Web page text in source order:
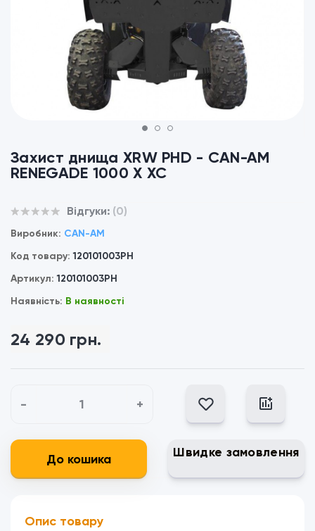
Захист днища XRW PHD - CAN-AM
RENEGADE 1000 X XC
Відгуки: (0)
Виробник: CAN-AM
Код товару:120101003PH
Артикул:120101003PH
Наявність: В наявності
24 290 грн.
- +
До кошика Швидке замовлення
Опис товару